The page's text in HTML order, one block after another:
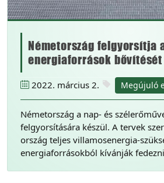
Németország felgyorsítja
energiaforrások bővítését
2022. március 2. Megújuló
Németország a nap- és
felgyorsítására készül. A tervek
ország teljes villamosenergia-
energiaforrásokból kívánják